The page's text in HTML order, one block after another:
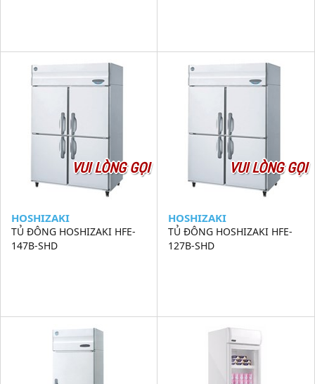
VUI LÒNG GỌI
HOSHIZAKI
TỦ ĐÔNG HOSHIZAKI HFE-
147B-SHD
VUI LÒNG GỌI
HOSHIZAKI
TỦ ĐÔNG HOSHIZAKI HFE-
127B-SHD